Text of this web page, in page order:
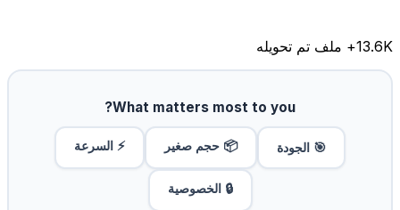
13.6K+ ملف تم تحويله
What matters most to you?
🎯 الجودة 📦 حجم صغير ⚡ السرعة
🔒 الخصوصية